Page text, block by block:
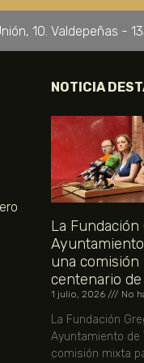
10. Valdepeñas -
NOTICIA
La
una comisión
centenario
1 julio, 2026 No
La Fundación
Ayuntamiento de
comisión mixta